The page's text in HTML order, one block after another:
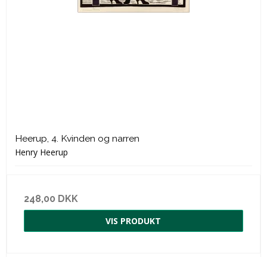
Heerup, 4. Kvinden og narren
Henry Heerup
248,00 DKK
VIS PRODUKT